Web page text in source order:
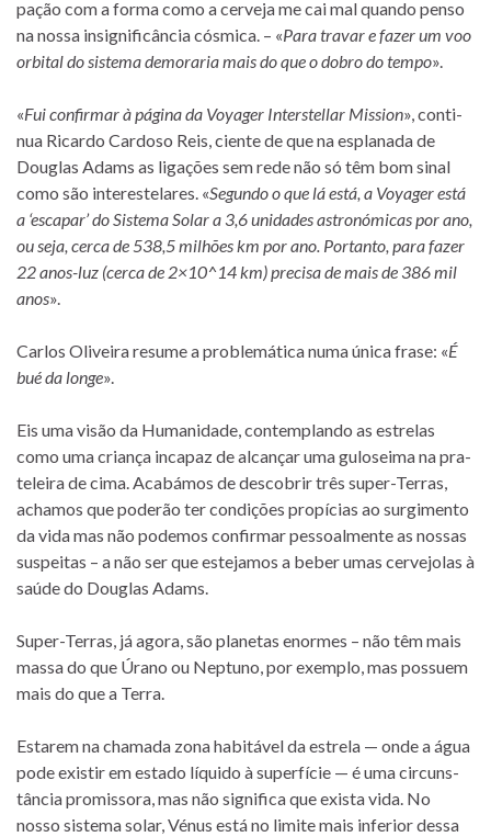
pa­ção com a forma como a cer­veja me cai mal quando penso
na nossa in­sig­ni­fi­cân­cia cós­mica. – «Para tra­var e fa­zer um voo
or­bi­tal do sis­tema de­mo­ra­ria mais do que o do­bro do tempo».
«Fui con­fir­mar à pá­gina da Voyager Interstellar Mission», con­ti­
nua Ricardo Cardoso Reis, ci­ente de que na es­pla­nada de
Douglas Adams as li­ga­ções sem rede não só têm bom si­nal
como são in­te­res­te­la­res. «Segundo o que lá está, a Voyager está
a ‘es­ca­par’ do Sistema Solar a 3,6 uni­da­des as­tro­nó­mi­cas por ano,
ou seja, cerca de 538,5 milhões km por ano. Portanto, para fa­zer
22 anos-luz (cerca de 2×10^14 km) pre­cisa de mais de 386 mil
anos».
Carlos Oliveira re­sume a pro­ble­má­tica numa única frase: «É
bué da longe».
Eis uma vi­são da Humanidade, con­tem­plando as es­tre­las
como uma cri­ança in­ca­paz de al­can­çar uma gu­lo­seima na pra­
te­leira de cima. Acabámos de des­co­brir três super-Terras,
acha­mos que po­de­rão ter con­di­ções pro­pí­cias ao sur­gi­mento
da vida mas não po­de­mos con­fir­mar pes­so­al­mente as nos­sas
sus­pei­tas – a não ser que es­te­ja­mos a be­ber umas cer­ve­jo­las à
saúde do Douglas Adams.
Super-Terras, já agora, são pla­ne­tas enor­mes – não têm mais
massa do que Úrano ou Neptuno, por exem­plo, mas pos­suem
mais do que a Terra.
Estarem na cha­mada zona ha­bi­tá­vel da es­trela — onde a água
pode exis­tir em es­tado lí­quido à su­per­fí­cie — é uma cir­cuns­
tân­cia pro­mis­sora, mas não sig­ni­fica que exista vida. No
nosso sis­tema so­lar, Vénus está no li­mite mais in­fe­rior dessa